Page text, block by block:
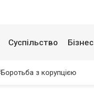
Суспільство Бізнес
Боротьба з корупцією